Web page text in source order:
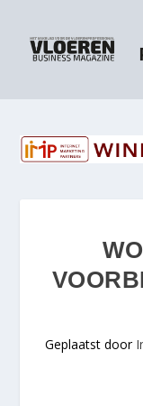
Geplaatst door